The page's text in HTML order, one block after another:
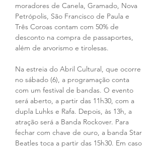
moradores de Canela, Gramado, Nova
Petrópolis, São Francisco de Paula e
Três Coroas contam com 50% de
desconto na compra de passaportes,
além de arvorismo e tirolesas.
Na estreia do Abril Cultural, que ocorre
no sábado (6), a programação conta
com um festival de bandas. O evento
será aberto, a partir das 11h30, com a
dupla Luhks e Rafa. Depois, às 13h, a
atração será a Banda Rockover. Para
fechar com chave de ouro, a banda Star
Beatles toca a partir das 15h30. Em caso